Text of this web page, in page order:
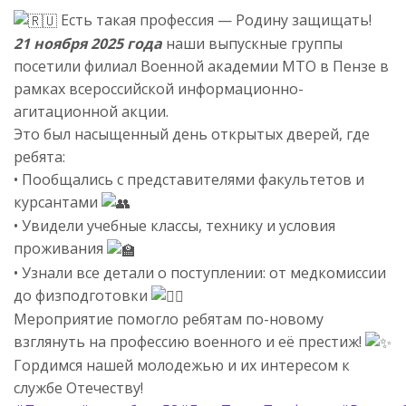
Есть такая профессия — Родину защищать!
21 ноября 2025 года наши выпускные группы
посетили филиал Военной академии МТО в Пензе в
рамках всероссийской информационно-
агитационной акции.
Это был насыщенный день открытых дверей, где
ребята:
• Пообщались с представителями факультетов и
курсантами
• Увидели учебные классы, технику и условия
проживания
• Узнали все детали о поступлении: от медкомиссии
до физподготовки
Мероприятие помогло ребятам по-новому
взглянуть на профессию военного и её престиж!
Гордимся нашей молодежью и их интересом к
службе Отечеству!